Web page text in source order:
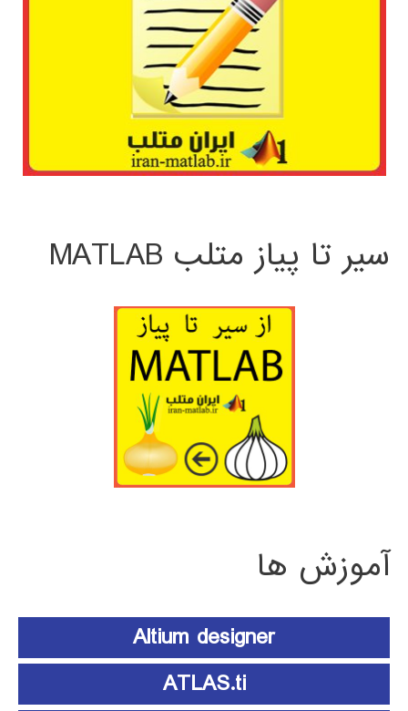
سیر تا پیاز متلب MATLAB
آموزش ها
Altium designer
ATLAS.ti